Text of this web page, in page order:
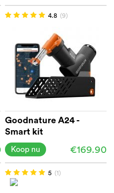
4.8 (9)
Goodnature A24 -
Smart kit
€169.90
Koop nu
5 (1)